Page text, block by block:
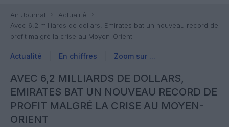
Air Journal
Actualité
Avec 6,2 milliards de dollars, Emirates bat un nouveau record de
profit malgré la crise au Moyen-Orient
Actualité En chiffres Zoom sur ...
AVEC 6,2 MILLIARDS DE DOLLARS,
EMIRATES BAT UN NOUVEAU RECORD DE
PROFIT MALGRÉ LA CRISE AU MOYEN-
ORIENT